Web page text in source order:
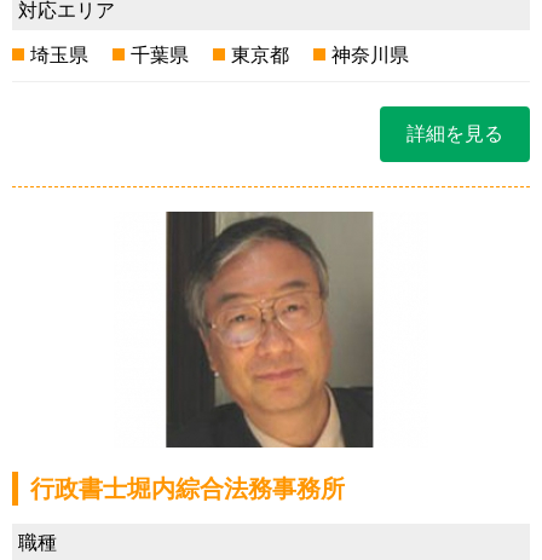
対応エリア
埼玉県 千葉県 東京都 神奈川県
詳細を見る
行政書士堀内綜合法務事務所
職種